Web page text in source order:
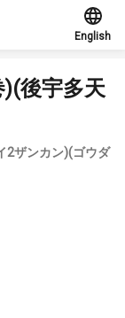
English
後宇多天
2ザンカン)(ゴウダ